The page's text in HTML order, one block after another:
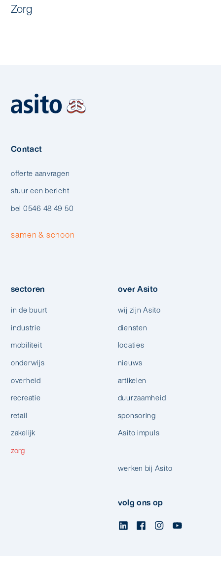
Zorg
Contact
offerte aanvragen
stuur een bericht
bel 0546 48 49 50
samen & schoon
sectoren
in de buurt
industrie
mobiliteit
onderwijs
overheid
recreatie
retail
zakelijk
zorg
over Asito
wij zijn Asito
diensten
locaties
nieuws
artikelen
duurzaamheid
sponsoring
Asito impuls
werken bij Asito
volg ons op